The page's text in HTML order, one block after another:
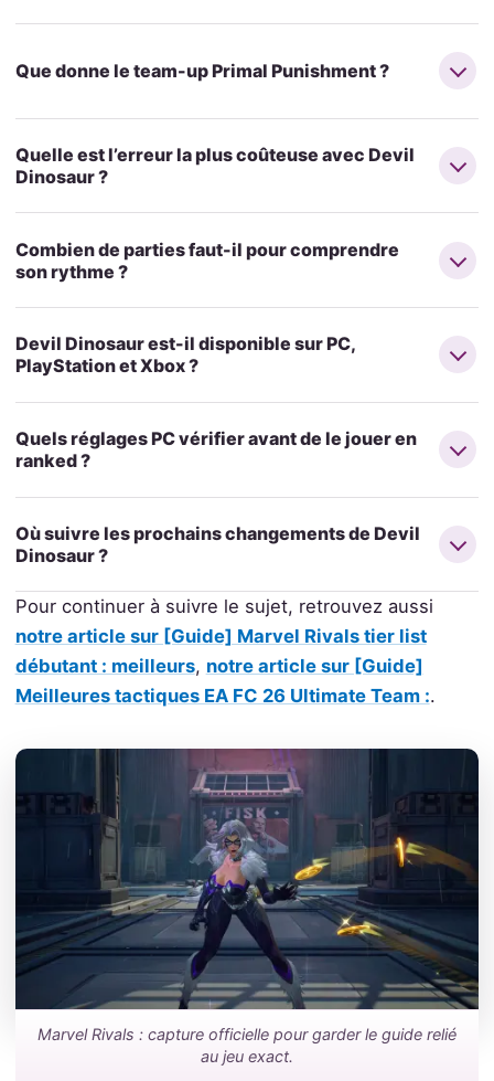
Que donne le team-up Primal Punishment ?
Quelle est l’erreur la plus coûteuse avec Devil
Dinosaur ?
Combien de parties faut-il pour comprendre
son rythme ?
Devil Dinosaur est-il disponible sur PC,
PlayStation et Xbox ?
Quels réglages PC vérifier avant de le jouer en
ranked ?
Où suivre les prochains changements de Devil
Dinosaur ?
Pour continuer à suivre le sujet, retrouvez aussi
notre article sur [Guide] Marvel Rivals tier list
débutant : meilleurs, notre article sur [Guide]
Meilleures tactiques EA FC 26 Ultimate Team :.
Marvel Rivals : capture officielle pour garder le guide relié
au jeu exact.